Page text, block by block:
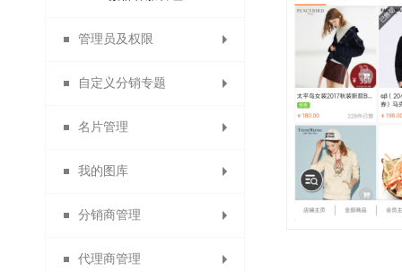
首单立减
支付有礼活动
积分兑换红包
首次消费送积分
充值成为代理商
充值成为订货商
管理员及权限
管理员
权限角色
自定义分销专题
专题分类
分销专题
名片管理
会员名片
分销名片
代理商名片
我的图库
图片分类
图文列表
分销商管理
分销商管理
代理商管理